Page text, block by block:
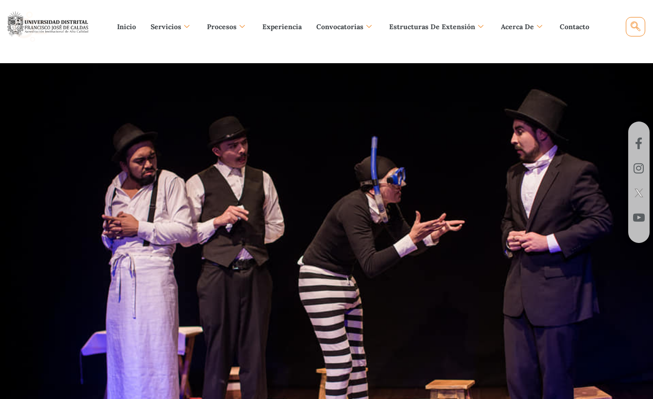
Inicio Servicios Procesos Experiencia Convocatorias Estructuras De Extensión Acerca De Contacto